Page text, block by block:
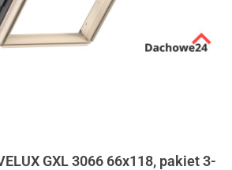
GXL 3066 66x118, pakiet 3-